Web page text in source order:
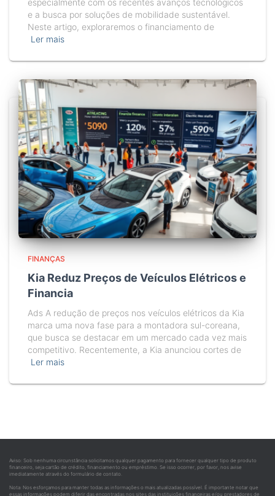
especialmente com os recentes avanços tecnológicos
e a busca por soluções de mobilidade sustentável.
Neste artigo, exploraremos o financiamento de
Ler mais
FINANÇAS
Kia Reduz Preços de Veículos Elétricos e
Financia
Ads A redução de preços nos veículos elétricos da Kia
marca uma nova fase para a montadora sul-coreana,
que busca se destacar em um mercado cada vez mais
competitivo. Recentemente, a Kia anunciou cortes de
Ler mais
Aviso: Sob nenhuma circunstância solicitamos qualquer pagamento para fornecer qualquer tipo de produto
financeiro, seja cartão de crédito, financiamento ou empréstimo. Se isso ocorrer, por favor, nos avise
imediatamente através do formulário de contato.
Nota: Nos esforçamos para manter todas as informações o mais atualizadas possível. É importante notar que
essas informações podem diferir das encontradas nos sites das instituições financeiras e/ou prestadores de